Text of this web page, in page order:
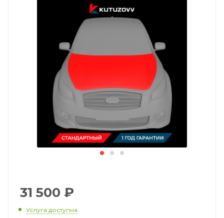
31 500 ₽
Услуга доступна